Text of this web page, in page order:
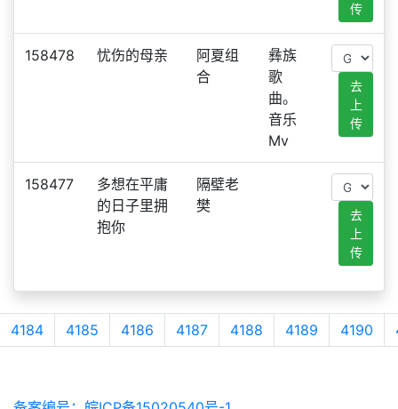
传
158478 忧伤的母亲
阿夏组
合
彝族
歌
曲。
音乐
Mv
去
上
传
158477
多想在平庸
的日子里拥
抱你
隔壁老
樊
去
上
传
4184 4185 4186 4187 4188 4189 4190